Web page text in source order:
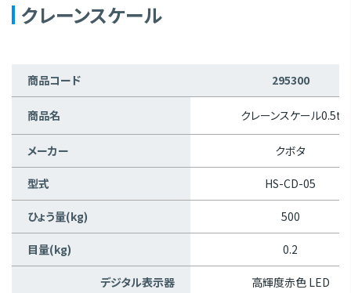
クレーンスケール
商品コード 295300
商品名 クレーンスケール0.5t
メーカー クボタ
型式 HS-CD-05
ひょう量(kg) 500
目量(kg) 0.2
デジタル表示器 高輝度赤色 LED